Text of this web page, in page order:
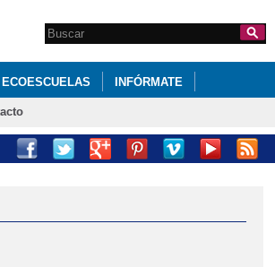
Formulario de
búsqueda
Search this site
ECOESCUELAS INFÓRMATE